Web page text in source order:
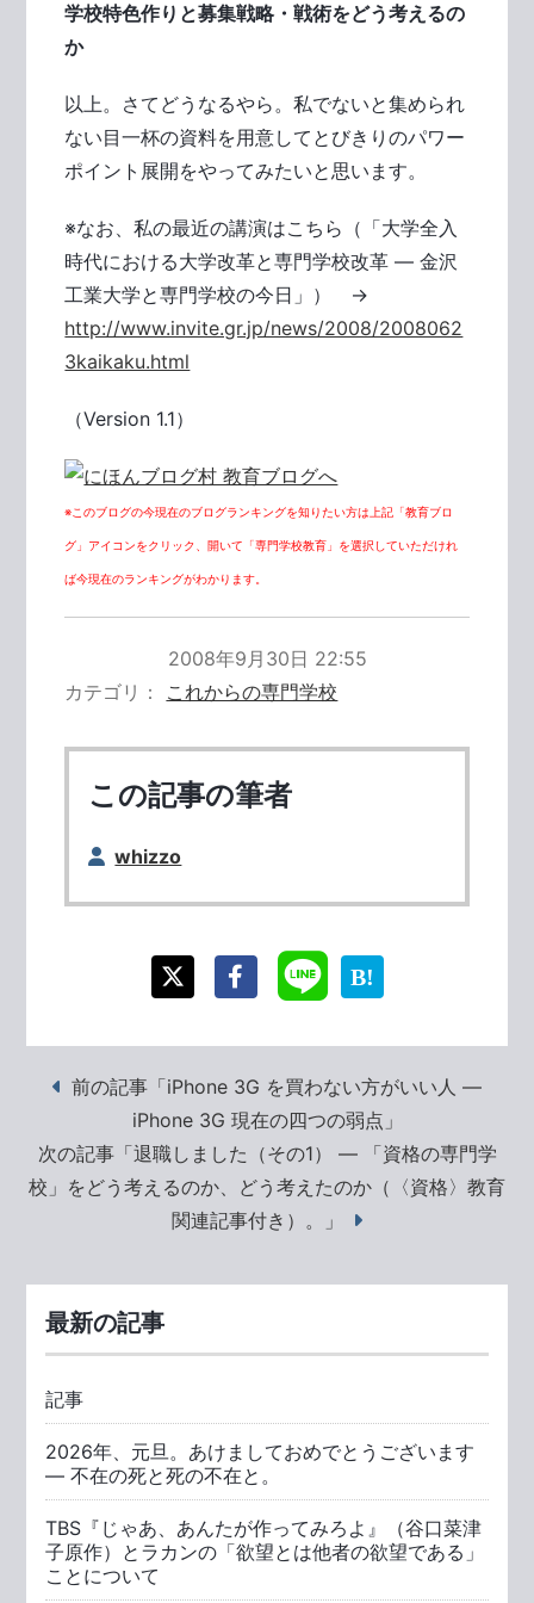
学校特色作りと募集戦略・戦術をどう考えるの
か
以上。さてどうなるやら。私でないと集められ
ない目一杯の資料を用意してとびきりのパワー
ポイント展開をやってみたいと思います。
※なお、私の最近の講演はこちら（「大学全入
時代における大学改革と専門学校改革 ― 金沢
工業大学と専門学校の今日」） →
http://www.invite.gr.jp/news/2008/2008062
3kaikaku.html
（Version 1.1）
※このブログの今現在のブログランキングを知りたい方は上記「教育ブロ
グ」アイコンをクリック、開いて「専門学校教育」を選択していただけれ
ば今現在のランキングがわかります。
2008年9月30日 22:55
カテゴリ
これからの専門学校
この記事の筆者
whizzo
前の記事「iPhone 3G を買わない方がいい人 ―
iPhone 3G 現在の四つの弱点」
次の記事「退職しました（その1） ― 「資格の専門学
校」をどう考えるのか、どう考えたのか（〈資格〉教育
関連記事付き）。」
最新の記事
記事
2026年、元旦。あけましておめでとうございます
― 不在の死と死の不在と。
TBS『じゃあ、あんたが作ってみろよ』（谷口菜津
子原作）とラカンの「欲望とは他者の欲望である」
ことについて